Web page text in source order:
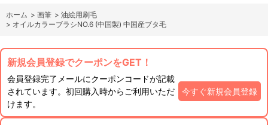
ホーム > 画筆 > 油絵用刷毛
> オイルカラーブラシNO.6 (中国製) 中国産ブタ毛
新規会員登録でクーポンをGET！
会員登録完了メールにクーポンコードが記載
されています。初回購入時からご利用いただ
けます。
今すぐ新規会員登録